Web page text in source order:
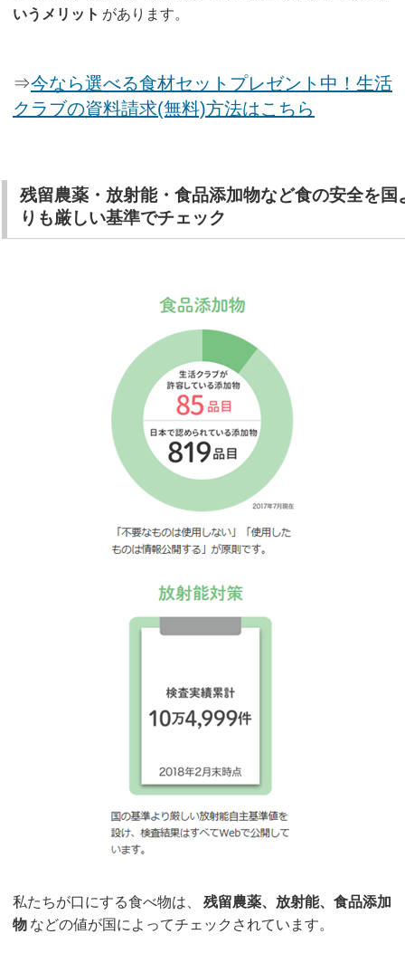
いうメリット があります。
⇒今なら選べる食材セットプレゼント中！生活
クラブの資料請求(無料)方法はこちら
残留農薬・放射能・食品添加物など食の安全を国
りも厳しい基準でチェック
私たちが口にする食べ物は、
残留農薬、放射能、食品添加
物 などの値が国によってチェックされています。